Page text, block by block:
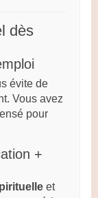
dès
évite de
Vous avez
pour
+
et